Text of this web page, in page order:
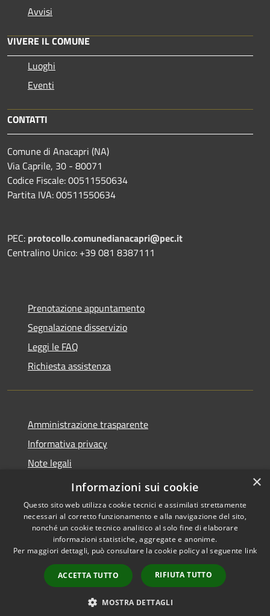
Avvisi
VIVERE IL COMUNE
Luoghi
Eventi
CONTATTI
Comune di Anacapri (NA)
Via Caprile, 30 - 80071
Codice Fiscale: 00511550634
Partita IVA: 00511550634
PEC: protocollo.comunedianacapri@pec.it
Centralino Unico: +39 081 8387111
Prenotazione appuntamento
Segnalazione disservizio
Leggi le FAQ
Richiesta assistenza
Amministrazione trasparente
Informativa privacy
Note legali
Dichiarazione di accessibilità
Accessibilità
Copyright © 2026 • Comune di
Anacapri • Powered by
Municipium•
Accesso
redazione
×
Informazioni sui cookie
Questo sito web utilizza cookie tecnici e assimilati strettamente
necessari al corretto funzionamento e alla navigazione del sito,
nonché un cookie tecnico analitico al solo fine di elaborare
informazioni statistiche, aggregate e anonime.
Per maggiori dettagli, può consultare la cookie policy al seguente link
ACCETTA TUTTO RIFIUTA TUTTO
MOSTRA DETTAGLI